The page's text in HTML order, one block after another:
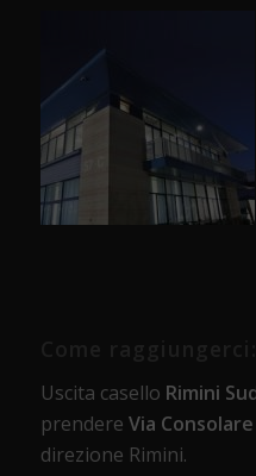
Uscita casello Rimini
prendere Via
direzione Rimini.